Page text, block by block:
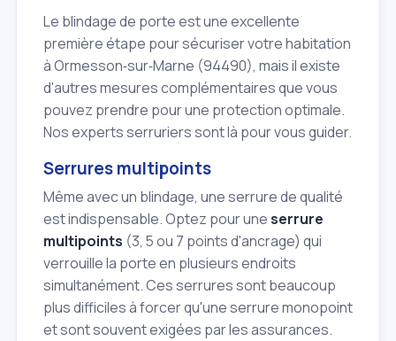
Le blindage de porte est une excellente
première étape pour sécuriser votre habitation
à Ormesson‑sur‑Marne (94490), mais il existe
d'autres mesures complémentaires que vous
pouvez prendre pour une protection optimale.
Nos experts serruriers sont là pour vous guider.
Serrures multipoints
Même avec un blindage, une serrure de qualité
est indispensable. Optez pour uneserrure
multipoints (3, 5 ou 7 points d'ancrage) qui
verrouille la porte en plusieurs endroits
simultanément. Ces serrures sont beaucoup
plus difficiles à forcer qu'une serrure monopoint
et sont souvent exigées par les assurances.